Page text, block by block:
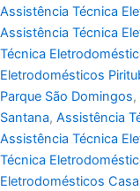
Assistência Técnica
Assistência Técnica
Técnica
Eletrodomésticos
Parque São Domingos,
Santana, Assistência
Assistência Técnica
Técnica
Eletrodomésticos